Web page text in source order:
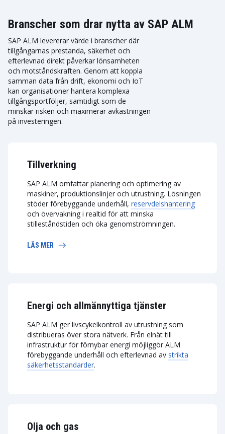
Branscher som drar nytta av SAP ALM
SAP ALM levererar värde i branscher där
tillgångarnas prestanda, säkerhet och
efterlevnad direkt påverkar lönsamheten
och motståndskraften. Genom att koppla
samman data från drift, ekonomi och IoT
kan organisationer hantera komplexa
tillgångsportföljer, samtidigt som de
minskar risken och maximerar avkastningen
på investeringen.
Tillverkning
SAP ALM omfattar planering och optimering av
maskiner, produktionslinjer och utrustning. Lösningen
stöder förebyggande underhåll, reservdelshantering
och övervakning i realtid för att minska
stilleståndstiden och öka genomströmningen.
LÄS MER
Energi och allmännyttiga tjänster
SAP ALM ger livscykelkontroll av utrustning som
distribueras över stora nätverk. Från elnät till
infrastruktur för förnybar energi möjliggör ALM
förebyggande underhåll och efterlevnad av strikta
säkerhetsstandarder.
Olja och gas